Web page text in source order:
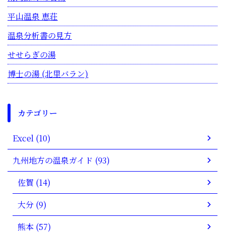
平山温泉 恵荘
温泉分析書の見方
せせらぎの湯
博士の湯 (北里バラン)
カテゴリー
Excel (10)
九州地方の温泉ガイド (93)
佐賀 (14)
大分 (9)
熊本 (57)